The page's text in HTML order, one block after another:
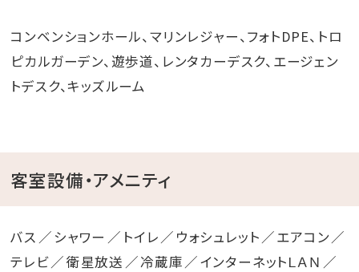
コンベンションホール、マリンレジャー、フォトDPE、トロ
ピカルガーデン、遊歩道、レンタカーデスク、エージェン
トデスク、キッズルーム
客室設備・アメニティ
バス シャワー トイレ ウォシュレット
エアコン
テレビ
衛星放送 冷蔵庫
インターネットＬＡＮ